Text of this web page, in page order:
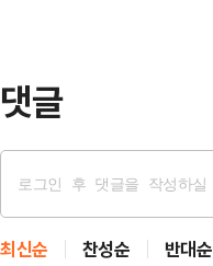
댓글
최신순 찬성순 반대순